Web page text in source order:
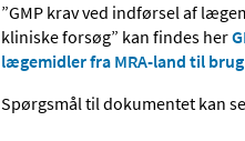
”GMP krav ved indførsel af
kliniske forsøg” kan findes her
lægemidler fra MRA-land til
Spørgsmål til dokumentet kan